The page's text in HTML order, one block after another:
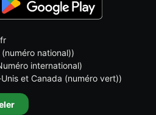
national))
international)
et Canada (numéro vert))